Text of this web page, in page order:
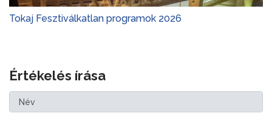
Tokaj Fesztiválkatlan programok 2026
Értékelés írása